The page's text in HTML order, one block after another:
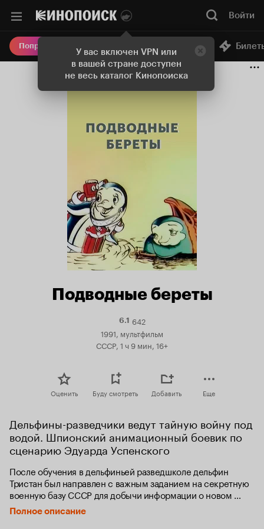
У вас включен VPN или
в вашей стране доступен
не весь каталог Кинопоиска
Войти
Попробовать Плюс Онлайн-кинотеатр
Подводные береты
6.1Рейтинг
Кинопоиска
6.1
642
1991, мультфильм
СССР, 1 ч 9 мин, 16+
Оценить Буду смотреть Добавить Еще
Дельфины-разведчики ведут тайную войну под
водой. Шпионский анимационный боевик по
сценарию Эдуарда Успенского
После обучения в дельфиньей разведшколе дельфин
Тристан был направлен с важным заданием на секретную
военную базу СССР для добычи информации о новом
стратегическом оружии русских — подводной лодке,
трансформирующейся в самолет. После получения
Полное описание